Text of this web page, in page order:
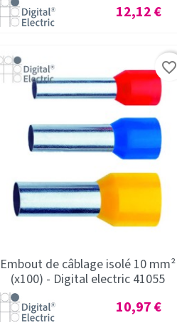
Prix
12,12 €
Embout de câblage isolé 10 mm²
(x100) - Digital electric 41055
Prix
10,97 €
favorite_border